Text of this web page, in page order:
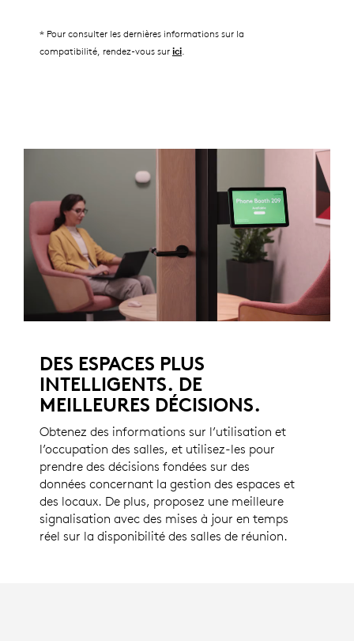
* Pour consulter les dernières informations sur la
compatibilité, rendez-vous sur ici
DES ESPACES PLUS
INTELLIGENTS. DE
MEILLEURES DÉCISIONS.
Obtenez des informations sur l’utilisation et
l’occupation des salles, et utilisez-les pour
prendre des décisions fondées sur des
données concernant la gestion des espaces et
des locaux. De plus, proposez une meilleure
signalisation avec des mises à jour en temps
réel sur la disponibilité des salles de réunion.